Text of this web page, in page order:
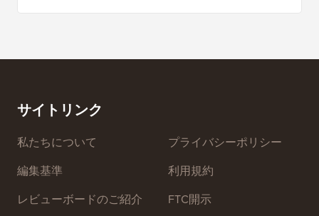
サイトリンク
私たちについて
編集基準
レビューボードのご紹介
プライバシーポリシー
利用規約
FTC開示